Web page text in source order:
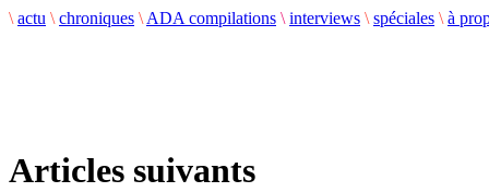
\ actu \ chroniques \ ADA compilations \ interviews \ spéciales \ à
Articles suivants